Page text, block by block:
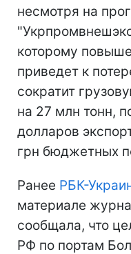
несмотря на
которому
приведет к
сократит
на 27 млн тонн,
долларов
грн бюджетных
Ранее РБК-
материале
сообщала, что
РФ по портам